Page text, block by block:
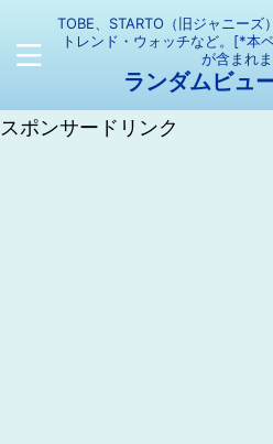
TOBE、STARTO（旧ジャニーズ
トレンド・ウォッチなど。[*本
が含まれ
ランダムビュ
スポンサードリンク